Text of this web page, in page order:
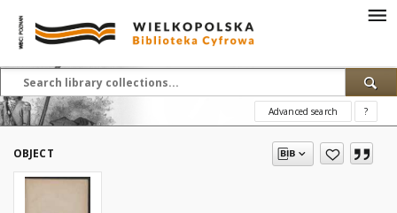
Advanced search ?
OBJECT